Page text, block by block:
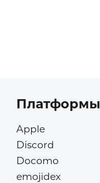
Платформы
Apple
Discord
Docomo
emojidex